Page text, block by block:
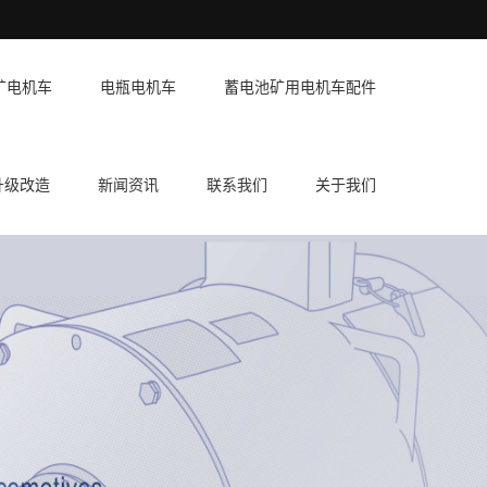
电机车 电瓶电机车 蓄电池矿用电机车配件
级改造 新闻资讯 联系我们 关于我们